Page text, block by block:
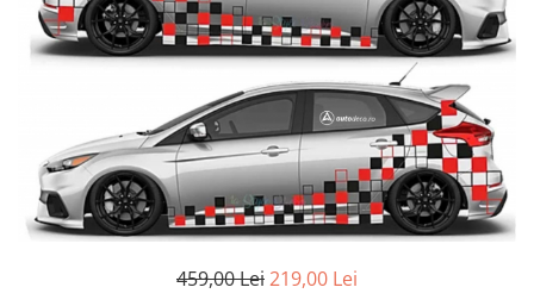
MERCEDES
OPEL
SEAT
SKODA
VOLKSWAGEN
459,00 Lei219,00 Lei